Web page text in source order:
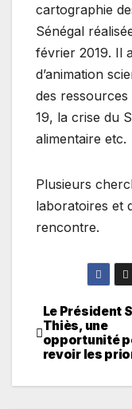
cartographie
Sénégal
février 2019. Il
d’animation
des ressources
19, la crise du
alimentaire etc.
Plusieurs
laboratoires et
rencontre.
de
l’article
Le Président
Thiès, une
opportunité
revoir les